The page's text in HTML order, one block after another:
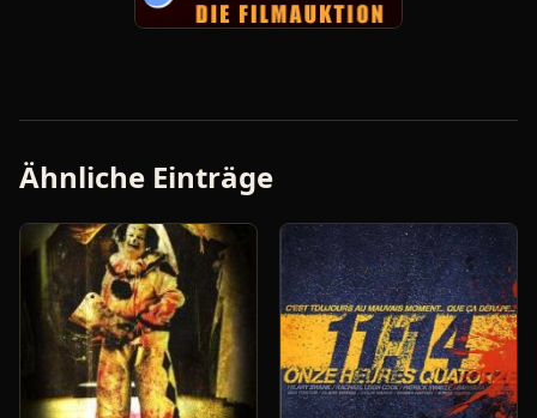
Ähnliche Einträge